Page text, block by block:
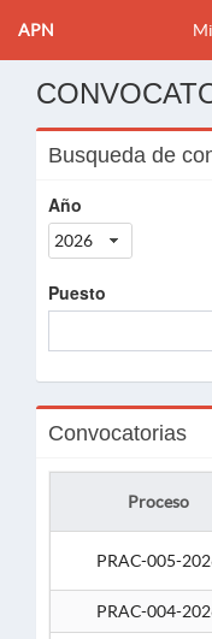
APN
Busqueda de
Año
2026
Puesto
Convocatorias
Proceso
PRAC-005-
PRAC-004-